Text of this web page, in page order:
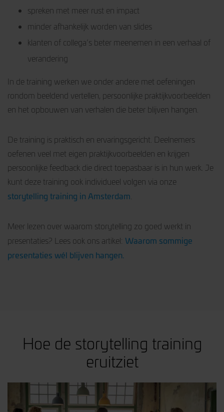
spreken met meer rust en impact
minder afhankelijk worden van slides
klanten of collega’s beter meenemen in een verhaal of
verandering
In de training werken we onder andere met oefeningen
rondom beeldend vertellen, persoonlijke praktijkvoorbeelden
en het opbouwen van verhalen die beter blijven hangen.
De training is praktisch en ervaringsgericht. Deelnemers
oefenen veel met eigen praktijkvoorbeelden en krijgen
persoonlijke feedback die direct toepasbaar is in hun werk. Je
kunt deze training ook individueel volgen via onze
storytelling training in Amsterdam
Meer lezen over waarom storytelling zo goed werkt in
presentaties? Lees ook ons artikel: Waarom sommige
presentaties wél blijven hangen.
Hoe de storytelling training
eruitziet